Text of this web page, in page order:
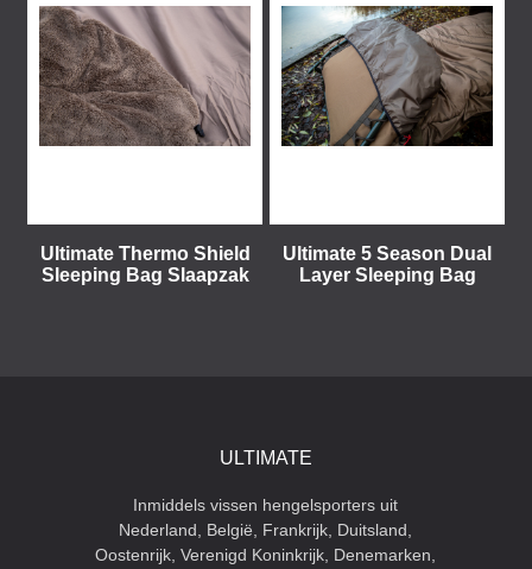
Ultimate Thermo Shield
Sleeping Bag Slaapzak
Ultimate 5 Season Dual
Layer Sleeping Bag
ULTIMATE
Inmiddels vissen hengelsporters uit
Nederland, België, Frankrijk, Duitsland,
Oostenrijk, Verenigd Koninkrijk, Denemarken,